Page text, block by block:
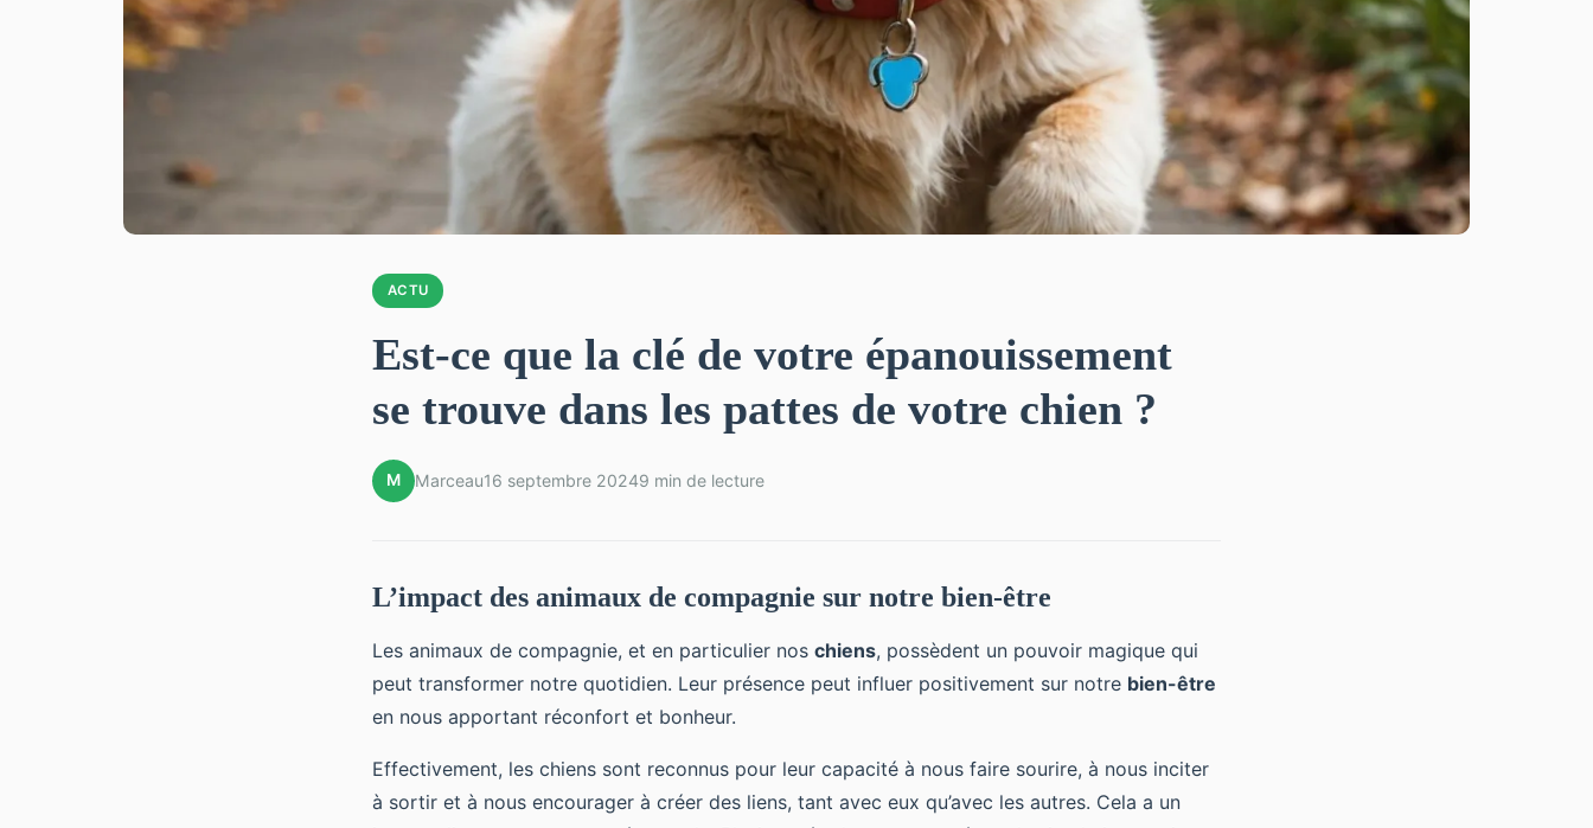
ACTU
Est-ce que la clé de votre épanouissement
se trouve dans les pattes de votre chien ?
M Marceau16 septembre 20249 min de lecture
L’impact des animaux de compagnie sur notre bien-être
Les animaux de compagnie, et en particulier nos chiens, possèdent un pouvoir magique qui
peut transformer notre quotidien. Leur présence peut influer positivement sur notre bien-être
en nous apportant réconfort et bonheur.
Effectivement, les chiens sont reconnus pour leur capacité à nous faire sourire, à nous inciter
à sortir et à nous encourager à créer des liens, tant avec eux qu’avec les autres. Cela a un